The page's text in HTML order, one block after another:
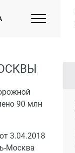
90 млн
3.04.2018
Москва